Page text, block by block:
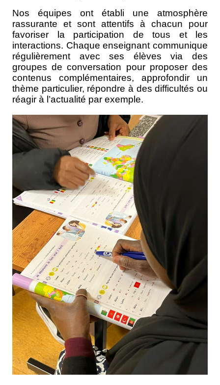
Nos équipes ont établi une atmosphère
rassurante et sont attentifs à chacun pour
favoriser la participation de tous et les
interactions. Chaque enseignant communique
régulièrement avec ses élèves via des
groupes de conversation pour proposer des
contenus complémentaires, approfondir un
thème particulier, répondre à des difficultés ou
réagir à l’actualité par exemple.